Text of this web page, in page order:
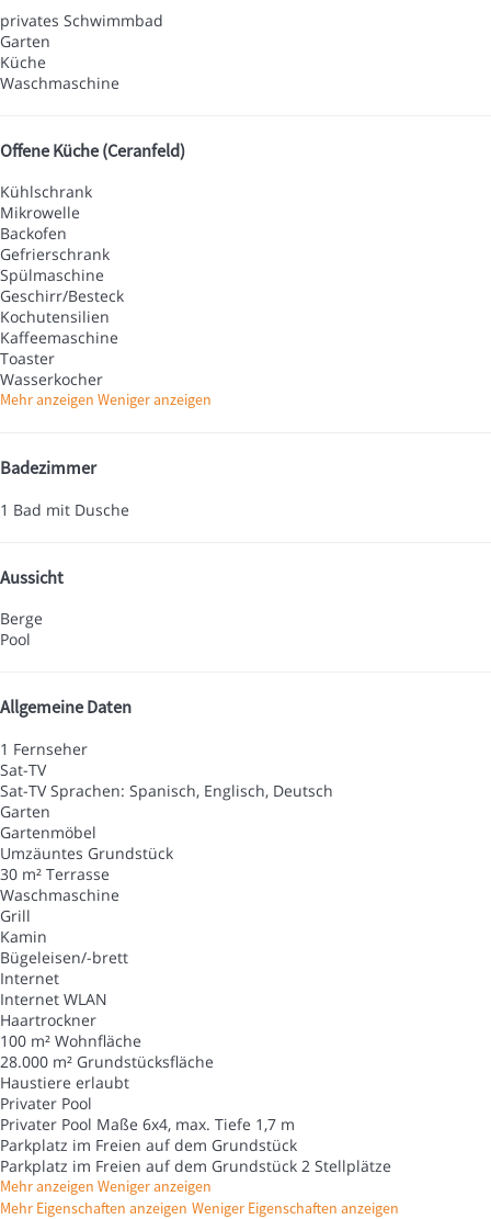
privates Schwimmbad
Garten
Küche
Waschmaschine
Offene Küche (Ceranfeld)
Kühlschrank
Mikrowelle
Backofen
Gefrierschrank
Spülmaschine
Geschirr/Besteck
Kochutensilien
Kaffeemaschine
Toaster
Wasserkocher
Mehr anzeigen Weniger anzeigen
Badezimmer
1 Bad mit Dusche
Aussicht
Berge
Pool
Allgemeine Daten
1 Fernseher
Sat-TV
Sat-TV Sprachen: Spanisch, Englisch, Deutsch
Garten
Gartenmöbel
Umzäuntes Grundstück
30 m² Terrasse
Waschmaschine
Grill
Kamin
Bügeleisen/-brett
Internet
Internet WLAN
Haartrockner
100 m² Wohnfläche
28.000 m² Grundstücksfläche
Haustiere erlaubt
Privater Pool
Privater Pool Maße 6x4, max. Tiefe 1,7 m
Parkplatz im Freien auf dem Grundstück
Parkplatz im Freien auf dem Grundstück 2 Stellplätze
Mehr anzeigen Weniger anzeigen
Mehr Eigenschaften anzeigen Weniger Eigenschaften anzeigen